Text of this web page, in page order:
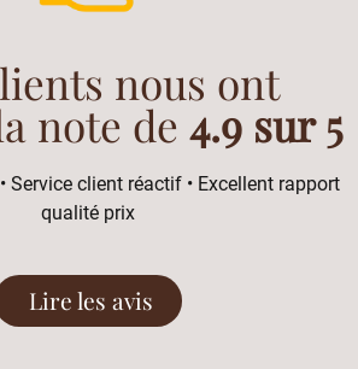
nous ont
note de 4.9 sur 5
Service client réactif • Excellent rapport
qualité prix
Lire les avis